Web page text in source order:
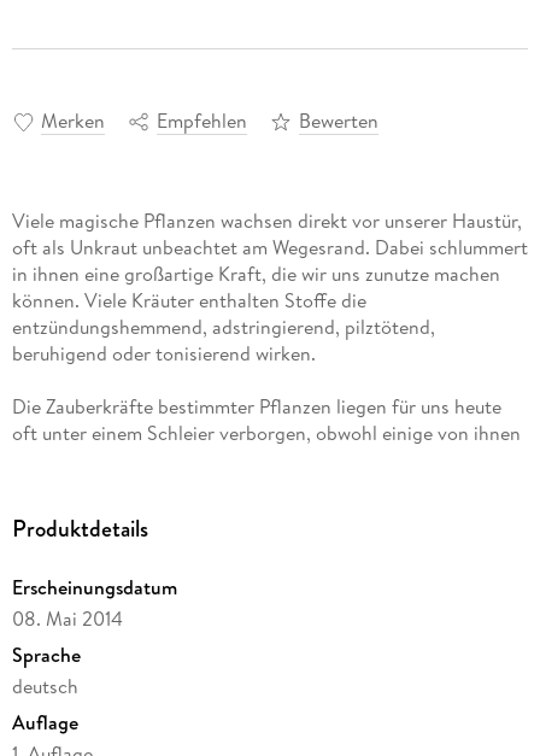
Merken Empfehlen Bewerten
Viele magische Pflanzen wachsen direkt vor unserer Haustür,
oft als Unkraut unbeachtet am Wegesrand. Dabei schlummert
in ihnen eine großartige Kraft, die wir uns zunutze machen
können. Viele Kräuter enthalten Stoffe die
entzündungshemmend, adstringierend, pilztötend,
beruhigend oder tonisierend wirken.
Die Zauberkräfte bestimmter Pflanzen liegen für uns heute
oft unter einem Schleier verborgen, obwohl einige von ihnen
Brennnessel oder Bärlapp: In der traditionellen Art des
Kraft entfalten.
Selbst Goethe wusste um die Seele der Pflanzen, er erkannte
die unterschiedlichen Stimmungen, die von verschiedenen
Pflanzen ausgehen. Begeben wir uns also auf diese Reise
voller Magie, besonderer Stimmungen und Pflanzenkraft.
Produktdetails
Erscheinungsdatum
08. Mai 2014
Sprache
deutsch
Auflage